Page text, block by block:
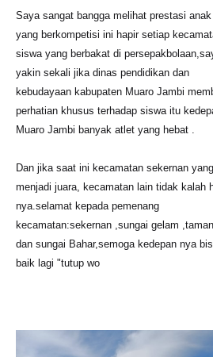
Saya sangat bangga melihat prestasi anak
yang berkompetisi ini hapir setiap
siswa yang berbakat di
yakin sekali jika dinas pendidikan dan
kebudayaan kabupaten Muaro Jambi
perhatian khusus terhadap siswa itu
Muaro Jambi banyak atlet yang hebat .
Dan jika saat ini kecamatan sekernan yang
menjadi juara, kecamatan lain tidak kalah
nya.selamat kepada pemenang
kecamatan:sekernan ,sungai gelam
dan sungai Bahar,semoga kedepan nya
baik lagi "tutup wo